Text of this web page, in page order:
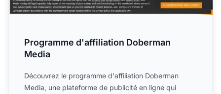
Programme d'affiliation Doberman
Media
Découvrez le programme d'affiliation Doberman
Media, une plateforme de publicité en ligne qui